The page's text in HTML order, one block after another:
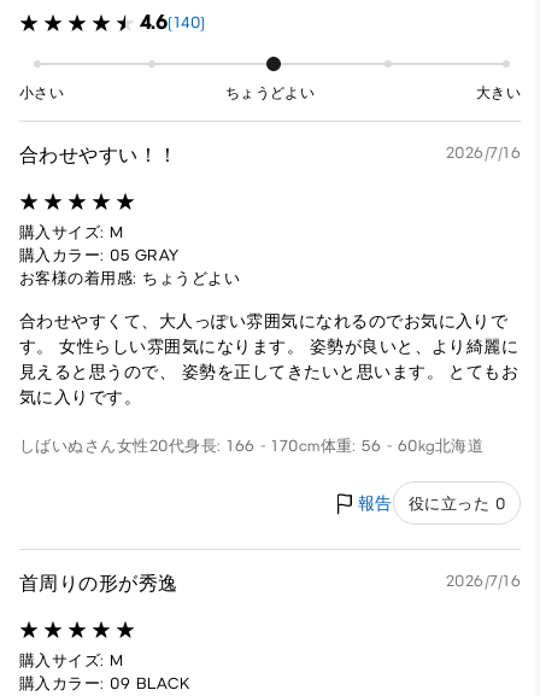
4.6(140)
小さい ちょうどよい 大きい
合わせやすい！！ 2026/7/16
購入サイズ: M
購入カラー: 05 GRAY
お客様の着用感: ちょうどよい
合わせやすくて、大人っぽい雰囲気になれるのでお気に入りで
す。 女性らしい雰囲気になります。 姿勢が良いと、より綺麗に
見えると思うので、 姿勢を正してきたいと思います。 とてもお
気に入りです。
しばいぬさん女性20代身長: 166 - 170cm体重: 56 - 60kg北海道
報告 役に立った 0
首周りの形が秀逸 2026/7/16
購入サイズ: M
購入カラー: 09 BLACK